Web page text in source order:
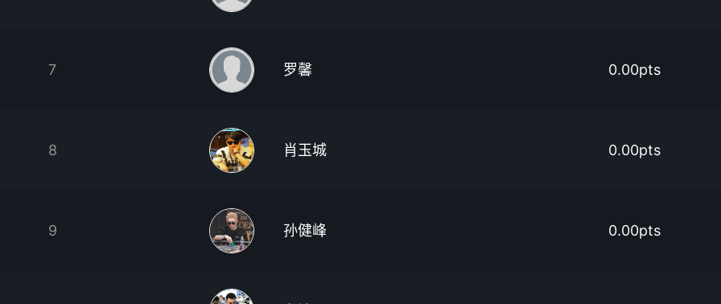
7 罗馨 0.00pts
8 肖玉城 0.00pts
9 孙健峰 0.00pts